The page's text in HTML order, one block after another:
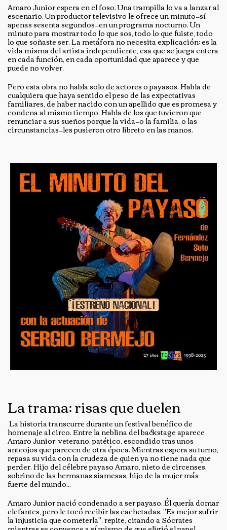
Amaro Junior espera en el foso. Una trampilla lo va a lanzar al
escenario. Un productor televisivo le ofrece un minuto—sí,
apenas sesenta segundos—en un programa nocturno. Un
minuto para mostrar todo lo que sos, todo lo que fuiste, todo
lo que soñaste ser. La metáfora no necesita explicación: es la
vida misma del artista independiente, esa que se juega entera
en cada función, en cada oportunidad que aparece y que
puede no volver.
Pero esta obra no habla solo de actores o payasos. Habla de
cualquiera que haya sentido el peso de las expectativas
familiares, de haber nacido con un apellido que es promesa y
condena al mismo tiempo. Habla de los que tuvieron que
renunciar a sus sueños porque la vida—o la familia, o las
circunstancias—les pusieron otro libreto en las manos.
La trama: risas que duelen
La historia transcurre durante un festival benéfico de
homenaje al circo. Entre la neblina del backstage aparece
Amaro Junior: veterano, patético, escondido tras unos
anteojos que parecen de otra época. Mientras espera su turno,
repasa su vida con la crudeza de quien ya no tiene nada que
perder. Hijo del célebre payaso Amaro, nieto de circenses,
sobrino de las hermanas siamesas, hijo de la mujer más
fuerte del mundo...
Amaro Junior nació condenado a ser payaso. Él quería domar
elefantes, pero le tocó recibir las cachetadas. "Es mejor sufrir
la injusticia que cometerla", repite, citando a Sócrates